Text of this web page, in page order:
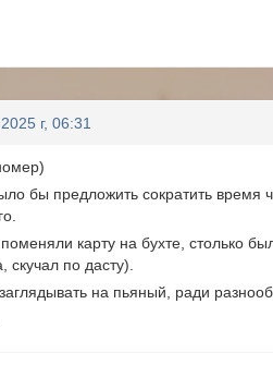
г, 06:31
бы предложить сократить время
карту на бухте, столько
скучал по дасту).
на пьяный, ради